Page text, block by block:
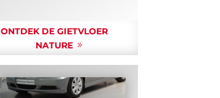
ONTDEK DE GIETVLOER
NATURE